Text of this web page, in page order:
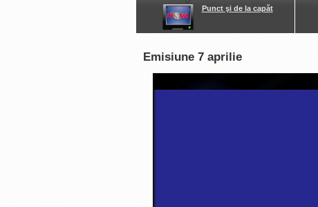
Punct şi de la capăt
Emisiune 7 aprilie